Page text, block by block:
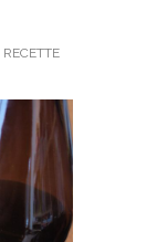
RECETTE